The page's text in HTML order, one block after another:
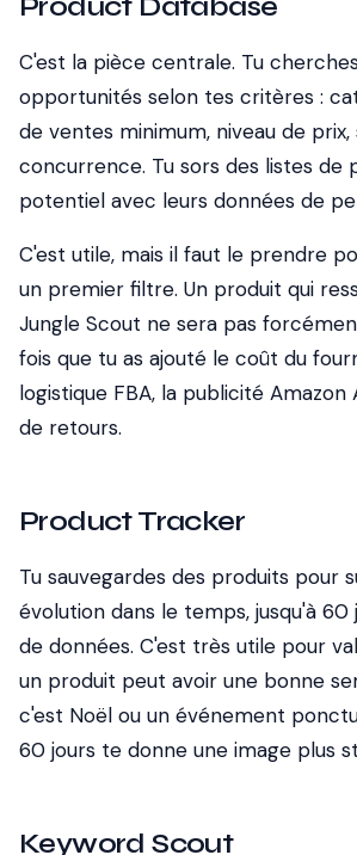
C'est la pièce centrale. Tu
opportunités selon tes critères :
de ventes minimum, niveau de
concurrence. Tu sors des listes de
potentiel avec leurs données de
C'est utile, mais il faut le prendre
un premier filtre. Un produit qui
Jungle Scout ne sera pas
fois que tu as ajouté le coût du
logistique FBA, la publicité Amazon
de retours.
Product Tracker
Tu sauvegardes des produits pour
évolution dans le temps, jusqu'à 60
de données. C'est très utile pour
un produit peut avoir une bonne
c'est Noël ou un événement
60 jours te donne une image plus
Keyword Scout